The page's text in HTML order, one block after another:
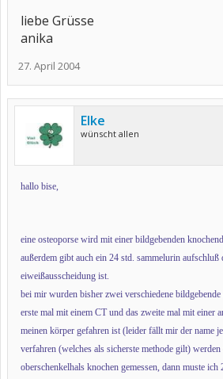
liebe Grüsse
anika
27. April 2004
Elke
wünscht allen
hallo bise,
eine osteoporse wird mit einer bildgebenden
außerdem gibt auch ein 24 std. sammelurin aufschluß
eiweißausscheidung ist.
bei mir wurden bisher zwei verschiedene bildgebende
erste mal mit einem CT und das zweite mal mit einer
meinen körper gefahren ist (leider fällt mir der name
verfahren (welches als sicherste methode gilt)
oberschenkelhals knochen gemessen, dann muste